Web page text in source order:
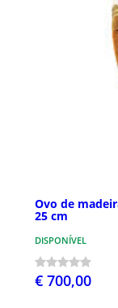
Ovo de
25 cm
DISPONÍVEL
€ 700,00